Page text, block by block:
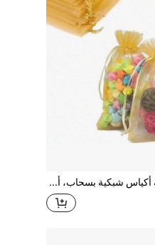
50 قطعة أكياس شبكية بسحاب، أكياس مجوهرات شفافة، حلوى، أكياس هدايا لحفلات الزفاف والعيد الميلاد، أكياس تغليف هدايا المجوهرات، أكياس هدايا